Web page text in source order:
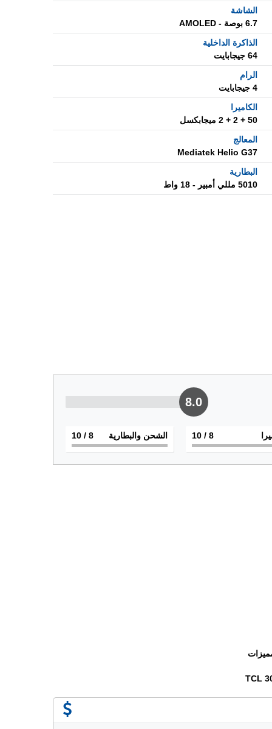
الشاشة
6.7 بوصة - AMOLED
الذاكرة الداخلية
64 جيجابايت
الرام
4 جيجابايت
الكاميرا
50 + 2 + 2 ميجابكسل
المعالج
Mediatek Helio G37
البطارية
5010 مللي أمبير - 18 واط
8.0
8
/ 10 الشحن والبطارية 8
/ 10